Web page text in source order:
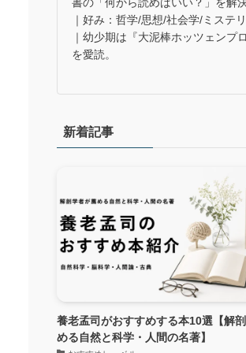
｜好み：哲学/思想/社会学/ミステ
｜幼少期は『大泥棒ホッツェンプ
を愛読。
新着記事
養老孟司がおすすめする本10選【解
める自然と科学・人間の名著】